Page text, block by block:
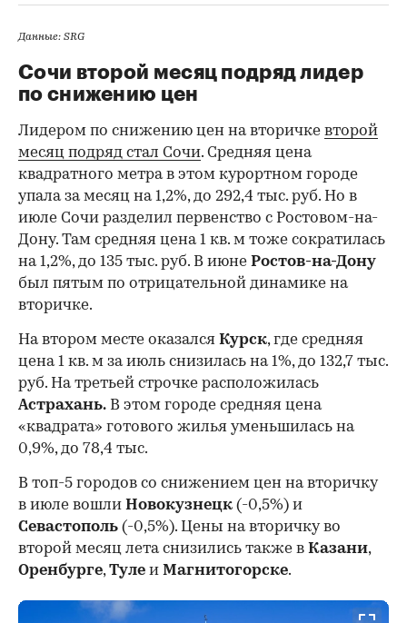
Данные: SRG
Сочи второй месяц подряд лидер
по снижению цен
Лидером по снижению цен на вторичке второй
месяц подряд стал Сочи. Средняя цена
квадратного метра в этом курортном городе
упала за месяц на 1,2%, до 292,4 тыс. руб. Но в
июле Сочи разделил первенство с Ростовом-на-
Дону. Там средняя цена 1 кв. м тоже сократилась
на 1,2%, до 135 тыс. руб. В июне Ростов-на-Дону
был пятым по отрицательной динамике на
вторичке.
На втором месте оказался Курск, где средняя
цена 1 кв. м за июль снизилась на 1%, до 132,7 тыс.
руб. На третьей строчке расположилась
Астрахань. В этом городе средняя цена
«квадрата» готового жилья уменьшилась на
0,9%, до 78,4 тыс.
В топ-5 городов со снижением цен на вторичку
в июле вошли Новокузнецк (-0,5%) и
Севастополь (-0,5%). Цены на вторичку во
второй месяц лета снизились также в Казани,
Оренбурге,Туле и Магнитогорске.